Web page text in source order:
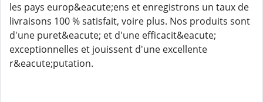
les pays europ&eacute;ens et enregistrons un taux de
livraisons 100 % satisfait, voire plus. Nos produits sont
d'une puret&eacute; et d'une efficacit&eacute;
exceptionnelles et jouissent d'une excellente
r&eacute;putation.